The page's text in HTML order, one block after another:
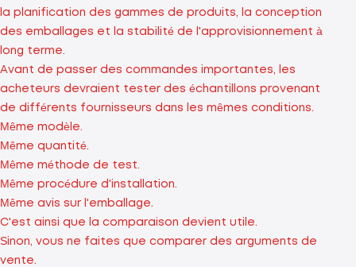
la planification des gammes de produits, la conception
des emballages et la stabilité de l'approvisionnement à
long terme.
Avant de passer des commandes importantes, les
acheteurs devraient tester des échantillons provenant
de différents fournisseurs dans les mêmes conditions.
Même modèle.
Même quantité.
Même méthode de test.
Même procédure d'installation.
Même avis sur l'emballage.
C'est ainsi que la comparaison devient utile.
Sinon, vous ne faites que comparer des arguments de
vente.